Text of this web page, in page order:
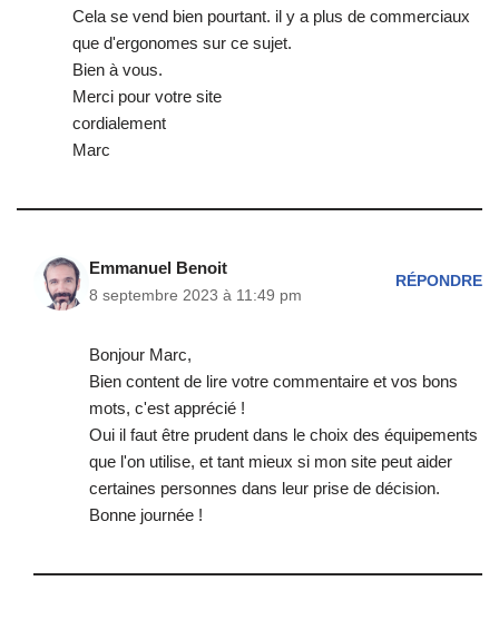
Cela se vend bien pourtant. il y a plus de commerciaux
que d'ergonomes sur ce sujet.
Bien à vous.
Merci pour votre site
cordialement
Marc
Emmanuel Benoit
8 septembre 2023 à 11:49 pm
RÉPONDRE
Bonjour Marc,
Bien content de lire votre commentaire et vos bons
mots, c'est apprécié !
Oui il faut être prudent dans le choix des équipements
que l'on utilise, et tant mieux si mon site peut aider
certaines personnes dans leur prise de décision.
Bonne journée !